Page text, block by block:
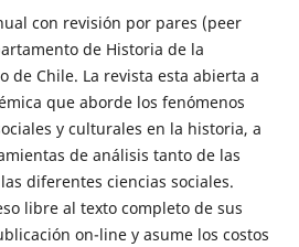
con revisión por pares (peer
de Historia de la
de Chile. La revista esta abierta a
que aborde los fenómenos
y culturales en la historia, a
de análisis tanto de las
diferentes ciencias sociales.
libre al texto completo de sus
on-line y asume los costos